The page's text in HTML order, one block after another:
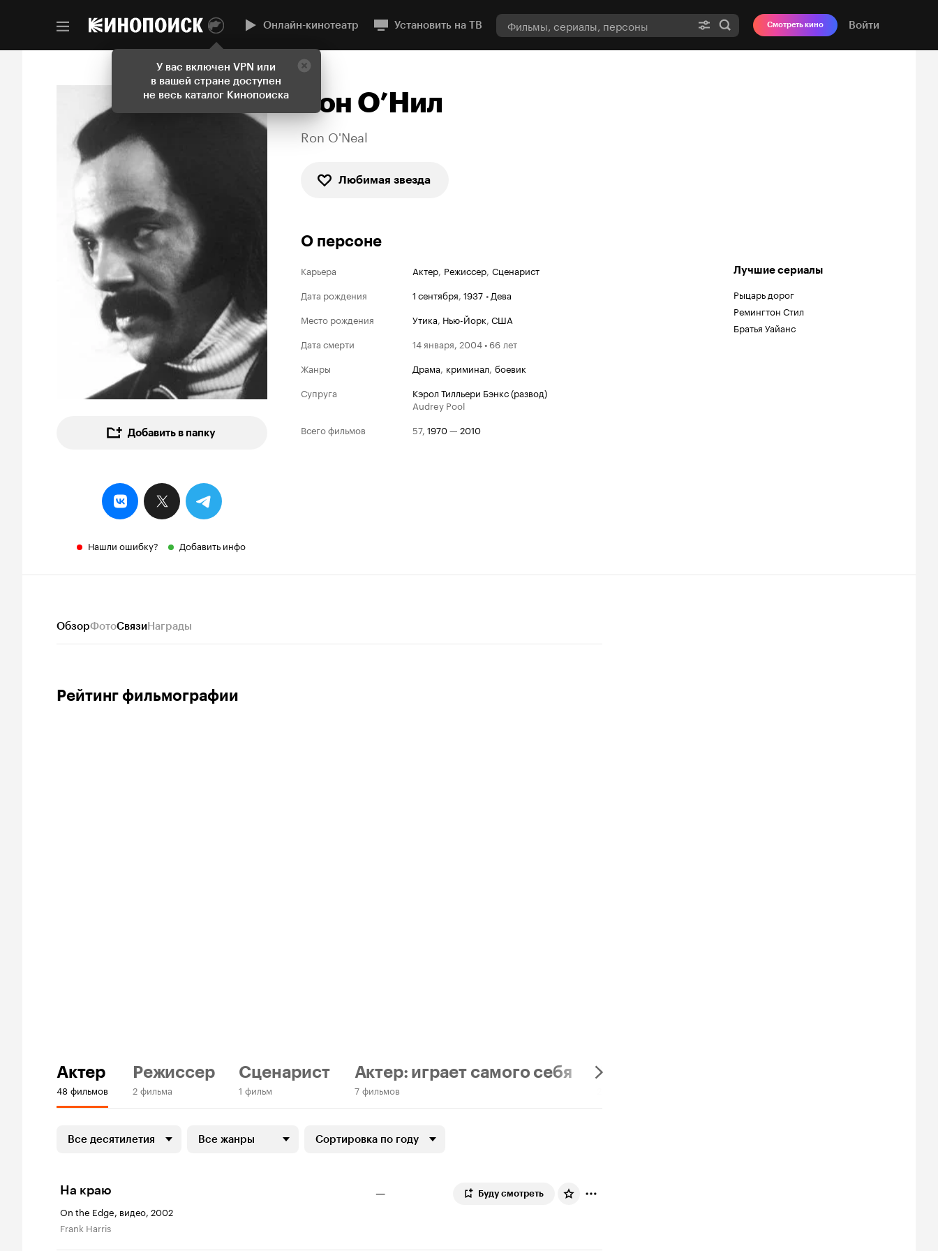
У вас включен VPN или
в вашей стране доступен
не весь каталог Кинопоиска
Онлайн-кинотеатр Установить на ТВ Смотреть кино Войти
Добавить в папку
Нашли ошибку? Добавить инфо
Рон О’Нил
Ron O'Neal
Любимая звезда
О персоне
Карьера Актер, Режиссер, Сценарист
Дата рождения
1 сентября, 1937 • Дева
Место рождения
Утика, Нью-Йорк, США
Дата смерти
14 января, 2004 • 66 лет
Жанры
драма, криминал, боевик
Супруга
Кэрол Тилльери Бэнкс (развод)
Audrey Pool
Всего фильмов
57, 1970— 2010
Лучшие сериалы
Рыцарь дорог
Ремингтон Стил
Братья Уайанс
ОбзорФотоСвязиНаграды
Рейтинг фильмографии
Актер
48 фильмов
Режиссер
2 фильма
Сценарист
1 фильм
Актер: играет самого себя
7 фильмов
Актер: в титрах не указан
Все десятилетия Все жанры Сортировка по году
На краю
On the Edge, видео, 2002
Frank Harris
— Буду смотреть